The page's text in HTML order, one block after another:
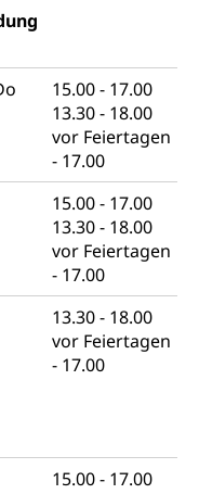
15.00 - 17.00
13.30 - 18.00
vor Feiertagen
- 17.00
15.00 - 17.00
13.30 - 18.00
vor Feiertagen
- 17.00
13.30 - 18.00
vor Feiertagen
- 17.00
15.00 - 17.00
Luzern)
Säule, dritte
Luzern)
Luzern)
Luzern)
IV
Luzern)
Behinderung,